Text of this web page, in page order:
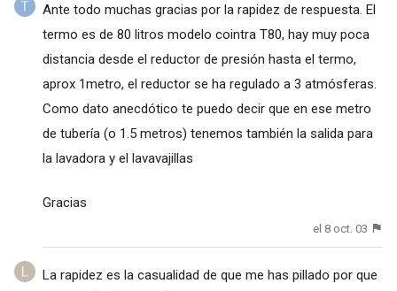
Ante todo muchas gracias por la rapidez de respuesta. El
termo es de 80 litros modelo cointra T80, hay muy poca
distancia desde el reductor de presión hasta el termo,
aprox 1metro, el reductor se ha regulado a 3 atmósferas.
Como dato anecdótico te puedo decir que en ese metro
de tubería (o 1.5 metros) tenemos también la salida para
la lavadora y el lavavajillas
Gracias
el 8 oct. 03
La rapidez es la casualidad de que me has pillado por que